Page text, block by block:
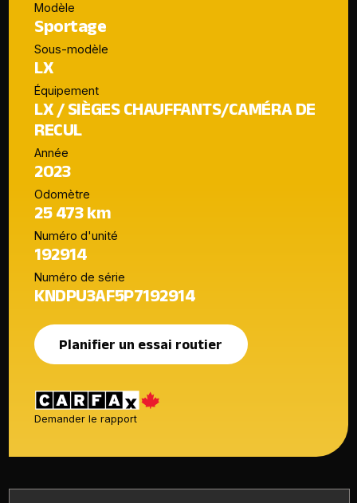
Modèle
Sportage
Sous-modèle
LX
Équipement
LX / SIÈGES CHAUFFANTS/CAMÉRA DE
RECUL
Année
2023
Odomètre
25 473 km
Numéro d'unité
192914
Numéro de série
KNDPU3AF5P7192914
Planifier un essai routier
Demander le rapport